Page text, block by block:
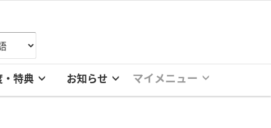
特典 お知らせ マイメニュー